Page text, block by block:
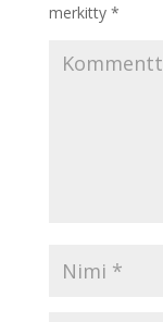
merkitty *